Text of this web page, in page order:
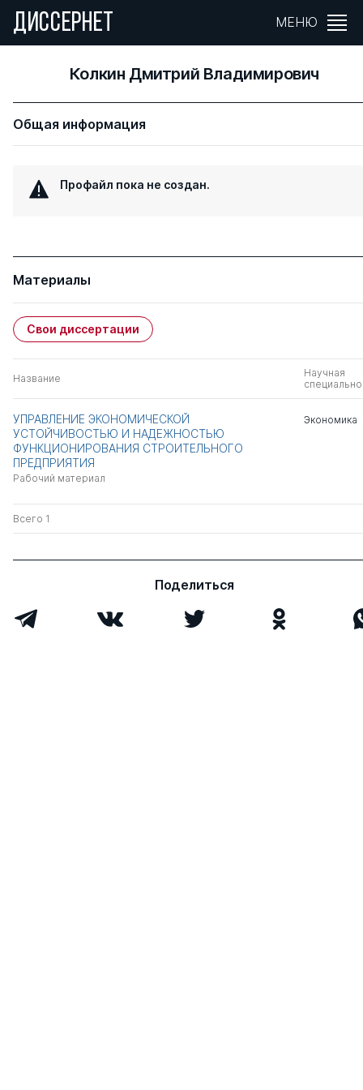
ДИССЕРНЕТ МЕНЮ
Колкин Дмитрий Владимирович
Общая информация
Профайл пока не создан.
Материалы
Свои диссертации
Название
Научная
УПРАВЛЕНИЕ ЭКОНОМИЧЕСКОЙ
УСТОЙЧИВОСТЬЮ И НАДЕЖНОСТЬЮ
ФУНКЦИОНИРОВАНИЯ СТРОИТЕЛЬНОГО
ПРЕДПРИЯТИЯ
Рабочий материал
Экономика
Всего 1
Поделиться